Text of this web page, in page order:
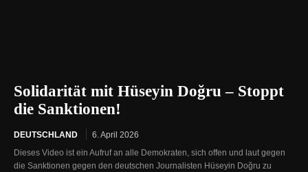
Solidarität mit Hüseyin Doğru – Stoppt
die Sanktionen!
DEUTSCHLAND
6. April 2026
Dieses Video ist ein Aufruf an alle Demokraten, sich offen und laut gegen
die Sanktionen gegen den deutschen Journalisten Hüseyin Doğru zu